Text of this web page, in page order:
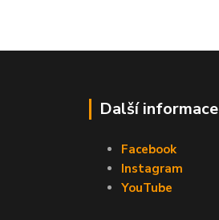
Další informace
Facebook
Instagram
YouTube